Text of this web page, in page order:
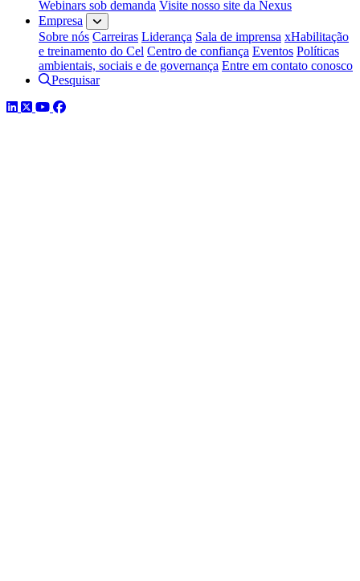
Webinars sob demanda Visite nosso site da Nexus
Empresa
Sobre nós Carreiras Liderança Sala de imprensa xHabilitação
e treinamento do Cel Centro de confiança Eventos Políticas
ambientais, sociais e de governança Entre em contato conosco
Pesquisar
LinkedIn
TwitterYouTube
Facebook